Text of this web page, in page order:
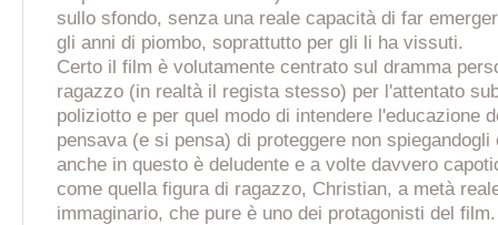
sullo sfondo, senza una reale capacità di far
gli anni di piombo, soprattutto per gli li ha vissuti.
Certo il film è volutamente centrato sul dramma
ragazzo (in realtà il regista stesso) per l'attentato
poliziotto e per quel modo di intendere l'educazione
pensava (e si pensa) di proteggere non
anche in questo è deludente e a volte davvero
come quella figura di ragazzo, Christian, a metà
immaginario, che pure è uno dei protagonisti del film.